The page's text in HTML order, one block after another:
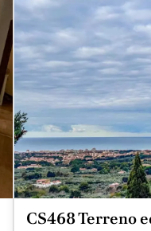
CS468 Terreno